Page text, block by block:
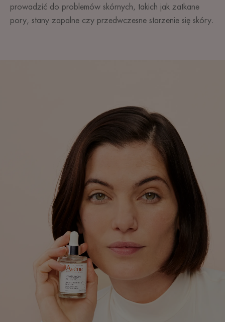
prowadzić do problemów skórnych, takich jak zatkane
pory, stany zapalne czy przedwczesne starzenie się skóry.